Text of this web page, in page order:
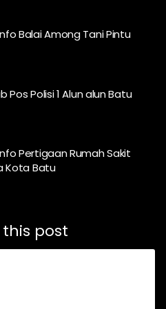
Balai Among Tani Pintu
Pos Polisi 1 Alun alun Batu
Pertigaan Rumah Sakit
Kota Batu
post